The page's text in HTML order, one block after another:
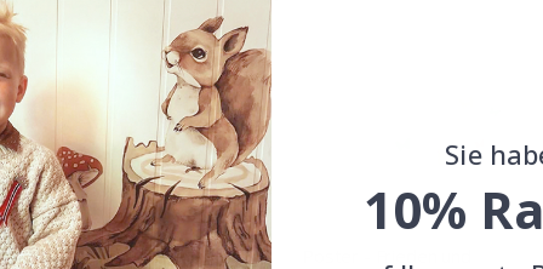
Abstrakte Silhouette
Sie
10%